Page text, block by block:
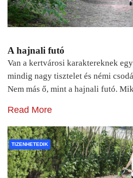
A hajnali futó
Van a kertvárosi karaktereknek
mindig nagy tisztelet és némi
Nem más ő, mint a hajnali futó.
Read More
TIZENHETEDIK